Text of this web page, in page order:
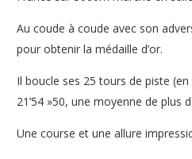
Au coude à coude avec son
pour obtenir la médaille d’or.
Il boucle ses 25 tours de piste
21’54 »50, une moyenne de plus
Une course et une allure